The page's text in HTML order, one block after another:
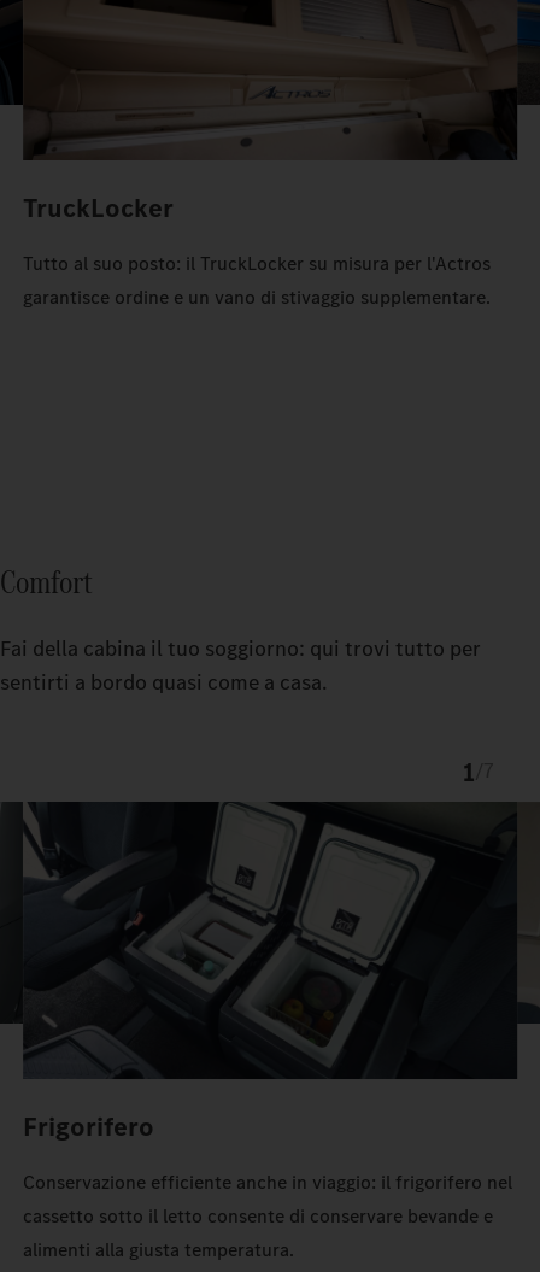
TruckLocker
Tutto al suo posto: il TruckLocker su misura per l'Actros
garantisce ordine e un vano di stivaggio supplementare.
Comfort
Fai della cabina il tuo soggiorno: qui trovi tutto per
sentirti a bordo quasi come a casa.
1
Frigorifero
Conservazione efficiente anche in viaggio: il frigorifero nel
cassetto sotto il letto consente di conservare bevande e
alimenti alla giusta temperatura.